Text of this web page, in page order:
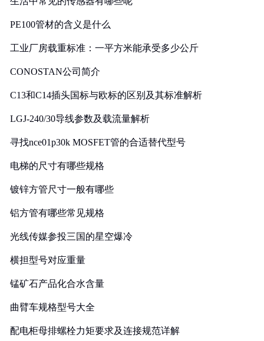
PE100管材的含义是什么
工业厂房载重标准：一平方米能承受多少公斤
CONOSTAN公司简介
C13和C14插头国标与欧标的区别及其标准解析
LGJ-240/30导线参数及载流量解析
寻找nce01p30k MOSFET管的合适替代型号
电梯的尺寸有哪些规格
镀锌方管尺寸一般有哪些
铝方管有哪些常见规格
光线传媒参投三国的星空爆冷
横担型号对应重量
锰矿石产品化合水含量
曲臂车规格型号大全
配电柜母排螺栓力矩要求及连接规范详解